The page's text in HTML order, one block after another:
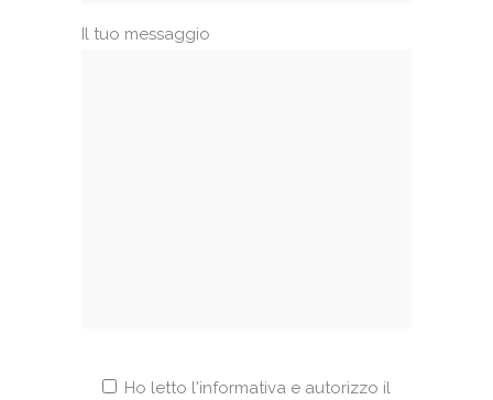
Il tuo messaggio
Ho letto l'informativa e autorizzo il